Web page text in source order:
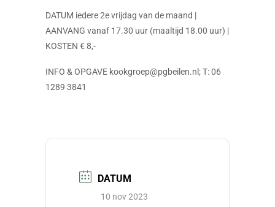
DATUM iedere 2e vrijdag van de maand |
AANVANG vanaf 17.30 uur (maaltijd 18.00 uur) |
KOSTEN € 8,-
INFO & OPGAVE kookgroep@pgbeilen.nl; T: 06
1289 3841
DATUM
10 nov 2023